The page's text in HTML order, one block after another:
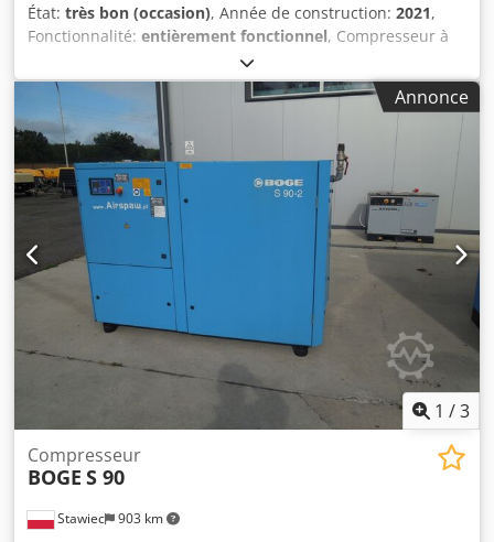
État: très bon (occasion), Année de construction: 2021,
Fonctionnalité: entièrement fonctionnel, Compresseur à
vis BOGE S18 ECO avec variateur de fréquence, révisé
Données techniques Cjdpfsw Awrcex Aqqorf Débit : 2,60
m³/min (2600 L/min); moteur de 18,5 kW; pression max : 10
bar; heures de fonctionnement : 12 106 h année : 2021
prix net : 17 500 PLN prix brut : 21 525 PLN Lien vers la
vidéo ci-dessous.
Annonce
1 /3
Stawiec 903 km
Compresseur
BOGE S 90